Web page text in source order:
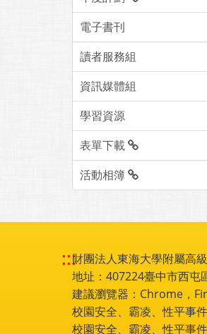
電子書刊
讀者服務組
資訊媒體組
學習資源
表單下載
活動相簿
:::財團法人東海大學附屬高
地址：407224臺中市西屯
建議瀏覽器：Chrome，
校園安全、霸凌、性平事
校園安全、霸凌、性平事